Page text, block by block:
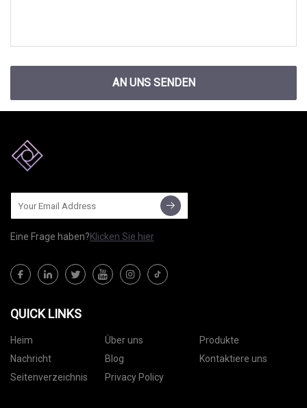
AN UNS SENDEN
Eine Frage haben?Klicken Sie hier
QUICK LINKS
Heim Über uns
Produkte
Nachricht
Blog
Kontaktiere uns
Seitenverzeichnis
Privacy Policy